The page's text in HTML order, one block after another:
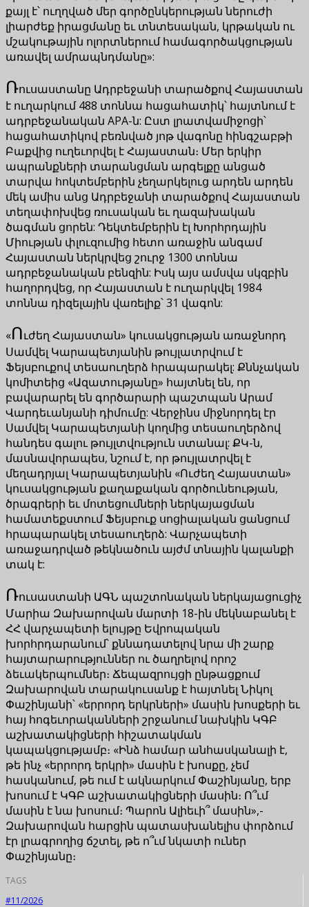
քայլ է՝ ուղղված մեր գործընկերության ներուժի
լիարժեք իրացմանը եւ տնտեսական, կրթական ու
մշակութային ոլորտներում համագործակցության
առավել ամրապնդմանը»:
Ռուսաստանը Ադրբեջանի տարածքով Հայաստան
է ուղարկում 488 տոննա հացահատիկ՝ հայտնում է
ադրբեջանական APA-ն: Ըստ լրատվամիջոցի՝
հացահատիկով բեռնված յոթ վագոնը հինգշաբթի
Բաքվից ուղեւորվել է Հայաստան։ Մեր երկիր
ապրանքների տարանցման արգելքը անցած
տարվա հոկտեմբերին չեղարկելուց արդեն արդեն
մեկ ամիս անց Ադրբեջանի տարածքով Հայաստան
տեղափոխվեց ռուսական եւ ղազախական
ծագման ցորեն: Դեկտեմբերին էլ Խորհրդային
Միության փլուզումից հետո առաջին անգամ
Հայաստան ներկրվեց շուրջ 1300 տոննա
ադրբեջանական բենզին: Իսկ այս ամսվա սկզբին
հաղորդվեց, որ Հայաստան է ուղարկվել 1984
տոննա դիզելային վառելիք՝ 31 վագոն:
«Ուժեղ Հայաստան» կուսակցության առաջնորդ
Սամվել Կարապետյանին թույլատրվում է
Ֆեյսբուքով տեսաուղերձ հրապարակել: Քննչական
կոմիտեից «Ազատությանը» հայտնել են, որ
բավարարել են գործարարի պաշտպան Արամ
Վարդեւանյանի դիմումը: Վերջինս միջնորդել էր
Սամվել Կարապետյանի կողմից տեսաուղերձով
հանդես գալու թույլտվություն ստանալ: ՔԿ-ն,
մասնավորապես, նշում է, որ թույլատրվել է
մեղադրյալ Կարապետյանին «Ուժեղ Հայաստան»
կուսակցության քաղաքական գործունեության,
ծրագրերի եւ մոտեցումների ներկայացման
համատեքստում Ֆեյսբուք սոցիալական ցանցում
հրապարակել տեսաուղերձ: Վարչապետի
առաջադրված թեկնածուն այժմ տնային կալանքի
տակ է:
Ռուսաստանի ԱԳՆ պաշտոնական ներկայացուցիչ
Մարիա Զախարովան մարտի 18-ին մեկնաբանել է
ՀՀ վարչապետի ելույթը Եվրոպական
խորհրդարանում՝ քննադատելով նրա մի շարք
հայտարարություններ ու ծաղրելով որոշ
ձեւակերպումներ։ Ճեպազրույցի ընթացքում
Զախարովան տարակուսանք է հայտնել Նիկոլ
Փաշինյանի՝ «երրորդ երկրների» մասին խոսքերի եւ
հայ հոգեւորականների շրջանում նախկին ԿԳԲ
աշխատակիցների հիշատակման
կապակցությամբ։ «Ինձ համար անհասկանալի է,
թե ինչ «երրորդ երկրի» մասին է խոսքը, չեմ
հասկանում, թե ում է ակնարկում Փաշինյանը, երբ
խոսում է ԿԳԲ աշխատակիցների մասին։ Ո՞ւմ
մասին է նա խոսում։ Պարոն Ալիեւի՞ մասին»,-
Զախարովան հարցին պատասխանելիս փորձում
էր լրագրողից ճշտել, թե ո՞ւմ նկատի ուներ
Փաշինյանը։
TAGS
#11/2026